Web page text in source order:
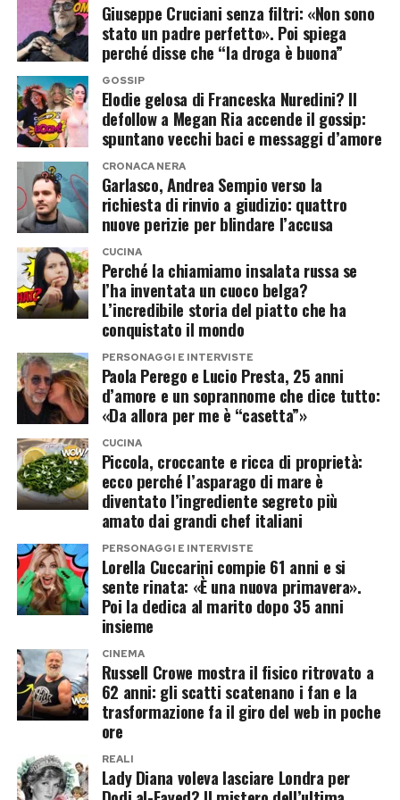
Secondo alcune ricostruzioni, Diana avrebbe
iniziato a pensare seriamente a una vita lontano
dal Regno Unito, almeno per parte dell’anno. La
destinazione sarebbe stata Malibu, dove Dodi
possedeva una villa affacciata sull’oceano.
Nel 2003 l’ex maggiordomo Paul Burrell
raccontò ad Abc News di aver visto i progetti
della casa insieme a Diana. Secondo il suo
racconto, la principessa immaginava un futuro in
California, con William e Harry accanto a lei nei
periodi liberi dagli impegni scolastici.
Un dettaglio che oggi suona quasi profetico,
considerando che molti anni dopo sarebbe stato
proprio Harry a trasferirsi negli Stati Uniti.
Perché proprio Dodi al-Fayed?
Non tutti credono che la relazione con Dodi
fosse nata come grande amore.
Secondo Judy Wade, Diana potrebbe essersi
avvicinata a lui anche per provocare Hasnat
Khan. Dodi aveva yacht, jet privati e una vita
perfetta per attirare i paparazzi. Mostrarsi felice
modo per far ingelosire l’ex.
Questo, però, non esclude che una storia nata
forse come ripicca possa essere diventata
qualcosa di più serio.
molti molto più di una semplice battuta.
Naturalmente, al momento non esiste alcuna
conferma della gravidanza e nessuno dei due ha
annunciato un secondo bebè.
Punta Ala, Clara Isabel e la famiglia
al completo
Le immagini pubblicate da Cecilia raccontano
soprattutto una vacanza serena. La coppia
appare immersa nella quotidianità familiare, tra
momenti con Clara Isabel, relax e tempo
trascorso insieme lontano dagli impegni.
Proprio questa atmosfera ha reso il commento
di Ignazio ancora più sospetto agli occhi dei fan.
In un contesto già così domestico e familiare,
l’idea di un nuovo arrivo è sembrata
immediatamente credibile.
Ma il gossip, come spesso accade, è corso
molto più veloce dei fatti.
Le foto in bikini frenano i fan
A raffreddare l’entusiasmo sono state le
immagini pubblicate successivamente da
Cecilia.
Nelle foto in piscina, la sorella di Belén mostra
un addome tonico e piatto, dettaglio che ha
spinto molti a ritenere improbabile che possa
Giuseppe Cruciani senza filtri: «Non sono
stato un padre perfetto». Poi spiega
perché disse che “la droga è buona”
GOSSIP
Elodie gelosa di Franceska Nuredini? Il
defollow a Megan Ria accende il gossip:
spuntano vecchi baci e messaggi d’amore
CRONACA NERA
Garlasco, Andrea Sempio verso la
richiesta di rinvio a giudizio: quattro
nuove perizie per blindare l’accusa
CUCINA
Perché la chiamiamo insalata russa se
l’ha inventata un cuoco belga?
L’incredibile storia del piatto che ha
conquistato il mondo
PERSONAGGI E INTERVISTE
Paola Perego e Lucio Presta, 25 anni
d’amore e un soprannome che dice tutto:
«Da allora per me è “casetta”»
CUCINA
Piccola, croccante e ricca di proprietà:
ecco perché l’asparago di mare è
diventato l’ingrediente segreto più
amato dai grandi chef italiani
PERSONAGGI E INTERVISTE
Lorella Cuccarini compie 61 anni e si
sente rinata: «È una nuova primavera».
Poi la dedica al marito dopo 35 anni
insieme
CINEMA
Russell Crowe mostra il fisico ritrovato a
62 anni: gli scatti scatenano i fan e la
trasformazione fa il giro del web in poche
ore
REALI
Lady Diana voleva lasciare Londra per